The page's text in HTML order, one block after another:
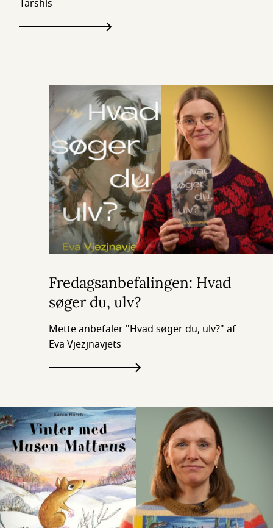
Tarshis
Fredagsanbefalingen: Hvad
søger du, ulv?
Mette anbefaler "Hvad søger du, ulv?" af
Eva Vjezjnavjets